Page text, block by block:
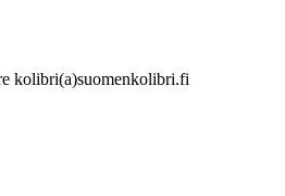
kolibri(a)suomenkolibri.fi